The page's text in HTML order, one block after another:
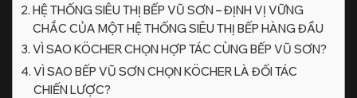
HỆ THỐNG SIÊU THỊ BẾP VŨ SƠN – ĐỊNH VỊ VỮNG
CHẮC CỦA MỘT HỆ THỐNG SIÊU THỊ BẾP HÀNG ĐẦU
VÌ SAO KÖCHER CHỌN HỢP TÁC CÙNG BẾP VŨ SƠN?
VÌ SAO BẾP VŨ SƠN CHỌN KÖCHER LÀ ĐỐI TÁC
CHIẾN LƯỢC?